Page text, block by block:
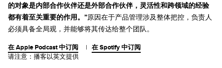
的对象是内部合作伙伴还是外部合作伙伴，灵活性和跨领域的经验
都有着至关重要的作用。”原因在于产品管理涉及整体把控，负责人
必须具备全局观，并能够将其传达给整个团队。
在 Apple Podcast 中订阅 | 在 Spotify 中订阅
请注意：播客以英文提供